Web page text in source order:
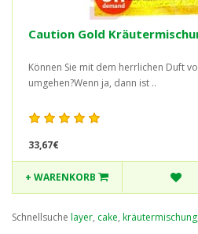
Caution Gold
Können Sie mit dem herrlichen Duft
umgehen?Wenn ja, dann ist ..
33,67€
+ WARENKORB
Schnellsuche layer, cake, kräutermischung